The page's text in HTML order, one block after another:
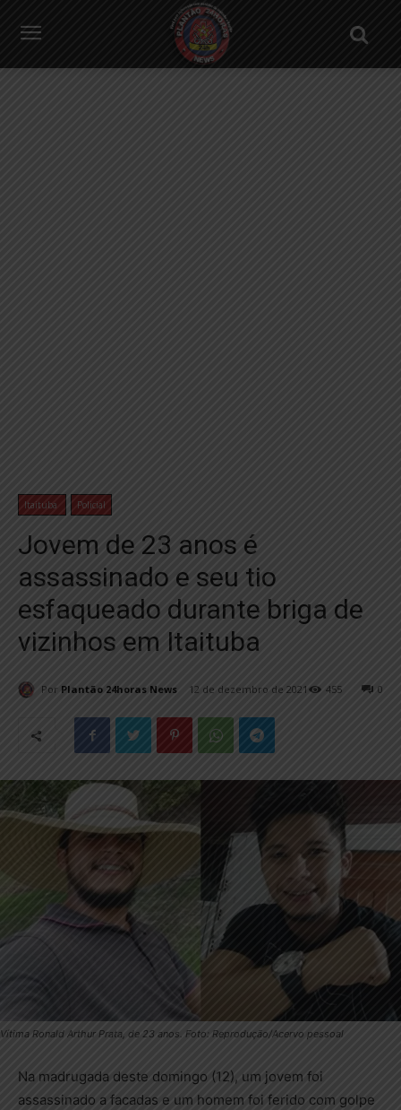
Itaituba Policial
Jovem de 23 anos é
assassinado e seu tio
esfaqueado durante briga de
vizinhos em Itaituba
Por Plantão 24horas News 12 de dezembro de 2021 0
455
Vítima Ronald Arthur Prata, de 23 anos. Foto: Reprodução/Acervo pessoal
Na madrugada deste domingo (12), um jovem foi
assassinado a facadas e um homem foi ferido com golpe